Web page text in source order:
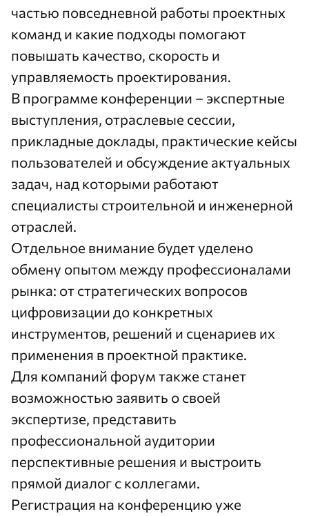
частью повседневной работы проектных
команд и какие подходы помогают
повышать качество, скорость и
управляемость проектирования.
В программе конференции – экспертные
выступления, отраслевые сессии,
прикладные доклады, практические кейсы
пользователей и обсуждение актуальных
задач, над которыми работают
специалисты строительной и инженерной
отраслей.
Отдельное внимание будет уделено
обмену опытом между профессионалами
рынка: от стратегических вопросов
цифровизации до конкретных
инструментов, решений и сценариев их
применения в проектной практике.
Для компаний форум также станет
возможностью заявить о своей
экспертизе, представить
профессиональной аудитории
перспективные решения и выстроить
прямой диалог с коллегами.
Регистрация на конференцию уже